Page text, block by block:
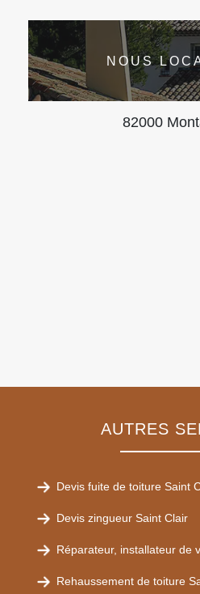
NOUS
82000
AUTRES
Devis fuite de toiture Saint
Devis zingueur Saint Clair
Réparateur, installateur de
Rehaussement de toiture